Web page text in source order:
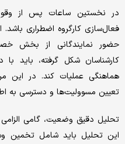
در نخستین ساعات پس از
فعال‌سازی کارگروه اضطراری
حضور نمایندگانی از بخش
کارشناسان شکل گرفته، باید
هماهنگی عملیات کند. در این
تعیین مسوولیت‌ها و دسترسی به
تحلیل دقیق وضعیت، گامی
این تحلیل باید شامل تخمین